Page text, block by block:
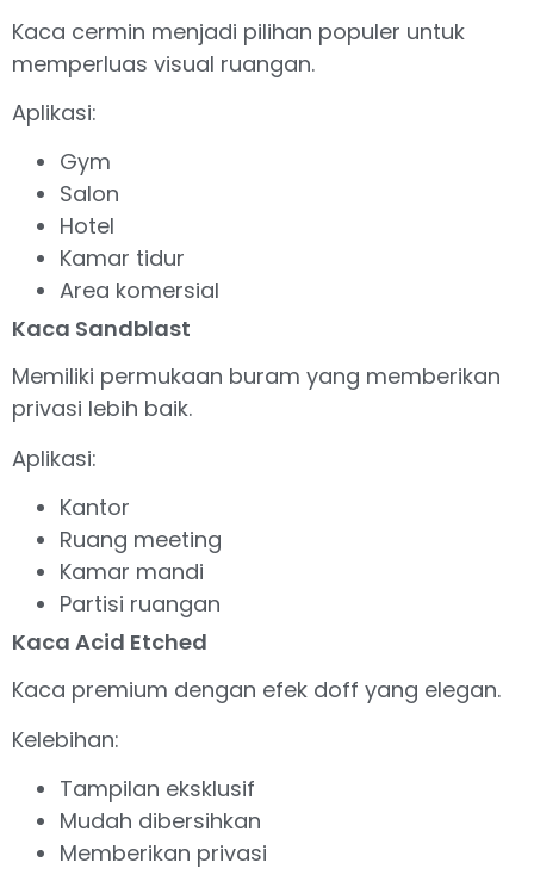
Kaca cermin menjadi pilihan populer untuk
memperluas visual ruangan.
Aplikasi:
Gym
Salon
Hotel
Kamar tidur
Area komersial
Kaca Sandblast
Memiliki permukaan buram yang memberikan
privasi lebih baik.
Aplikasi:
Kantor
Ruang meeting
Kamar mandi
Partisi ruangan
Kaca Acid Etched
Kaca premium dengan efek doff yang elegan.
Kelebihan:
Tampilan eksklusif
Mudah dibersihkan
Memberikan privasi